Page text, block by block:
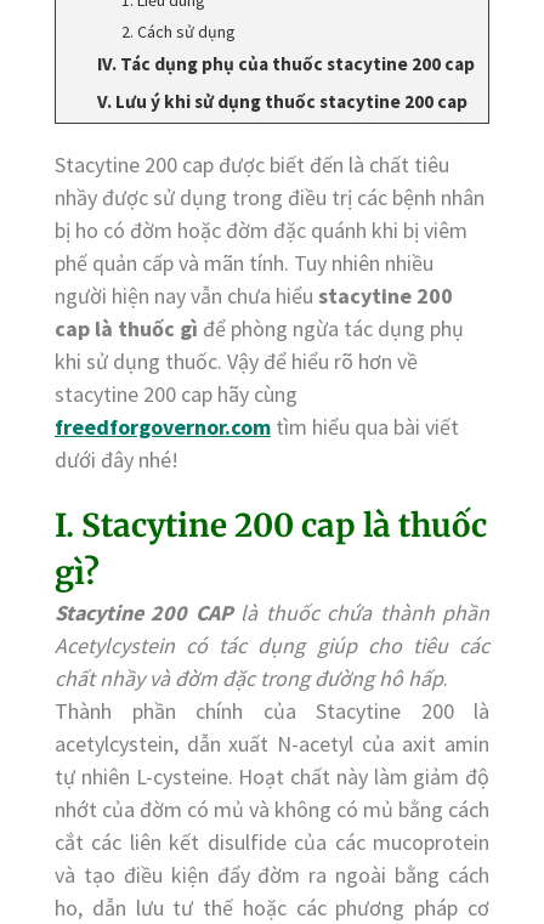
2. Cách sử dụng
IV. Tác dụng phụ của thuốc stacytine 200 cap
V. Lưu ý khi sử dụng thuốc stacytine 200 cap
Stacytine 200 cap được biết đến là chất tiêu
nhầy được sử dụng trong điều trị các bệnh nhân
bị ho có đờm hoặc đờm đặc quánh khi bị viêm
phế quản cấp và mãn tính. Tuy nhiên nhiều
người hiện nay vẫn chưa hiểu stacytine 200
cap là thuốc gì để phòng ngừa tác dụng phụ
khi sử dụng thuốc. Vậy để hiểu rõ hơn về
stacytine 200 cap hãy cùng
freedforgovernor.com tìm hiểu qua bài viết
dưới đây nhé!
I. Stacytine 200 cap là thuốc
gì?
Stacytine 200 CAPlà thuốc chứa thành phần
Acetylcystein có tác dụng giúp cho tiêu các
chất nhầy và đờm đặc trong đường hô hấp.
Thành phần chính của Stacytine 200 là
acetylcystein, dẫn xuất N-acetyl của axit amin
tự nhiên L-cysteine. Hoạt chất này làm giảm độ
nhớt của đờm có mủ và không có mủ bằng cách
cắt các liên kết disulfide của các mucoprotein
và tạo điều kiện đẩy đờm ra ngoài bằng cách
ho, dẫn lưu tư thế hoặc các phương pháp cơ